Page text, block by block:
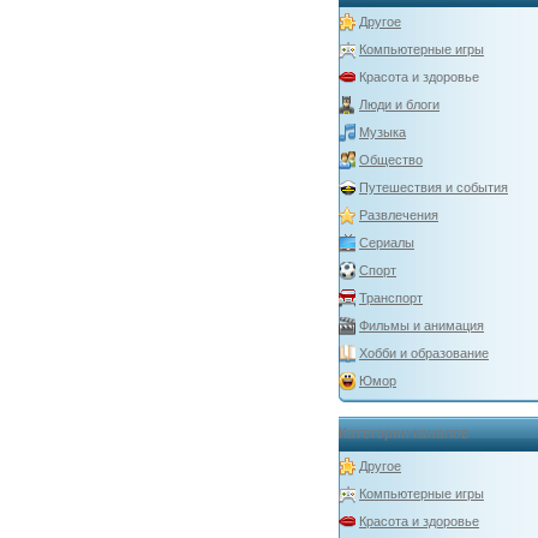
Другое
Компьютерные игры
Красота и здоровье
Люди и блоги
Музыка
Общество
Путешествия и события
Развлечения
Сериалы
Спорт
Транспорт
Фильмы и анимация
Хобби и образование
Юмор
Категории каналов
Другое
Компьютерные игры
Красота и здоровье